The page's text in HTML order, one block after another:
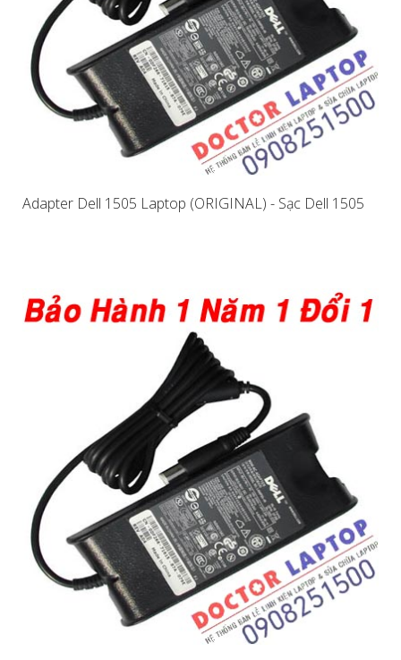
Adapter Dell 1505 Laptop (ORIGINAL) - Sạc Dell 1505